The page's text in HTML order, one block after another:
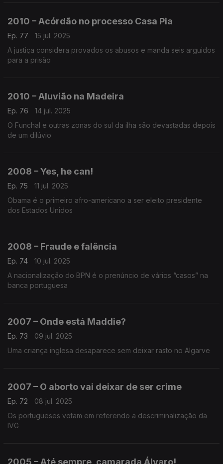
2010 – Acórdão no processo Casa Pia
Ep. 77
15 jul. 2025
A justiça considera provados os abusos e manda seis arguidos
para a prisão
2010 – Aluvião na Madeira
Ep. 76
14 jul. 2025
O Funchal e outras zonas do sul da ilha são devastadas depois
de um dilúvio
2008 – Yes, he can!
Ep. 75
11 jul. 2025
Obama é o primeiro afro-americano a ser eleito presidente
dos Estados Unidos
2008 – Fraude e falência
Ep. 74
10 jul. 2025
A nacionalização do BPN é o prenúncio de vários “casos” na
banca portuguesa
2007 – Onde está Maddie?
Ep. 73
09 jul. 2025
Uma criança inglesa desaparece sem deixar rasto no Algarve
2007 – O aborto vai deixar de ser crime
Ep. 72
08 jul. 2025
Os portugueses votam em referendo a descriminalização da
IVG
2005 – Até sempre, camarada Álvaro!